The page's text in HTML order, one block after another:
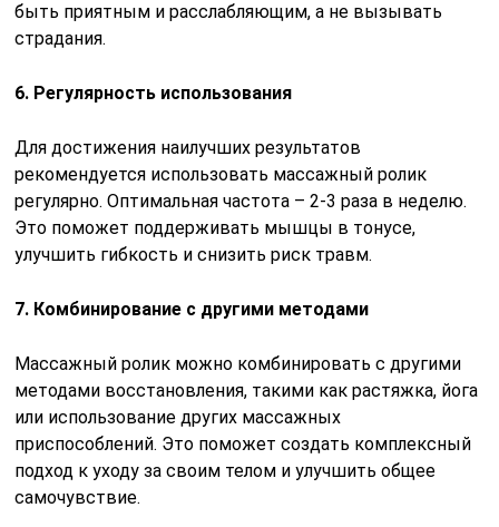
быть приятным и расслабляющим, а не вызывать
страдания.
6. Регулярность использования
Для достижения наилучших результатов
рекомендуется использовать массажный ролик
регулярно. Оптимальная частота – 2-3 раза в неделю.
Это поможет поддерживать мышцы в тонусе,
улучшить гибкость и снизить риск травм.
7. Комбинирование с другими методами
Массажный ролик можно комбинировать с другими
методами восстановления, такими как растяжка, йога
или использование других массажных
приспособлений. Это поможет создать комплексный
подход к уходу за своим телом и улучшить общее
самочувствие.